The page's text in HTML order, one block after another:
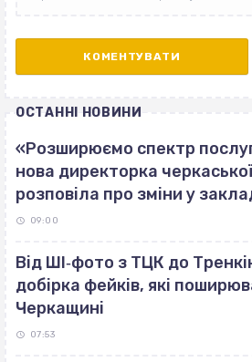
ОСТАННІ НОВИНИ
«Розширюємо спектр послуг
нова директорка
розповіла про зміни у
09:00
Від ШІ‐фото з ТЦК до
добірка фейків, які
Черкащині
07:53